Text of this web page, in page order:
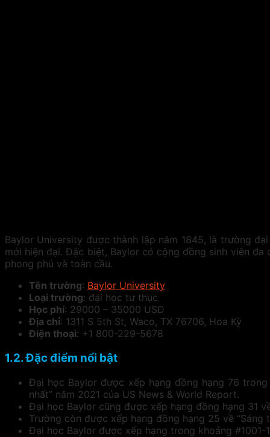
Baylor University được thành lập năm 1845, là trường
mới hiện đại. Đặc biệt, Baylor có cộng đồng sinh viên
phong phú và toàn cầu.
Tên trường: Baylor University
Loại trường: đại học tư thục
Học phí: 29000 – 35000 USD
Địa chỉ: 1311 S 5th St, Waco, TX 76706, Hoa Kỳ
Điện thoại: +1 800-229-5678
1.2. Đặc điểm nổi bật
Đại học Baylor được xếp hạng đồng hạng 76
nhất” năm 2021 của US News & World Report.
Đại học Baylor cũng được xếp hạng đồng hạng 31
Trường còn được xếp hạng đồng hạng 25 về “Sáng
Đại học Baylor được xếp hạng trong khoảng